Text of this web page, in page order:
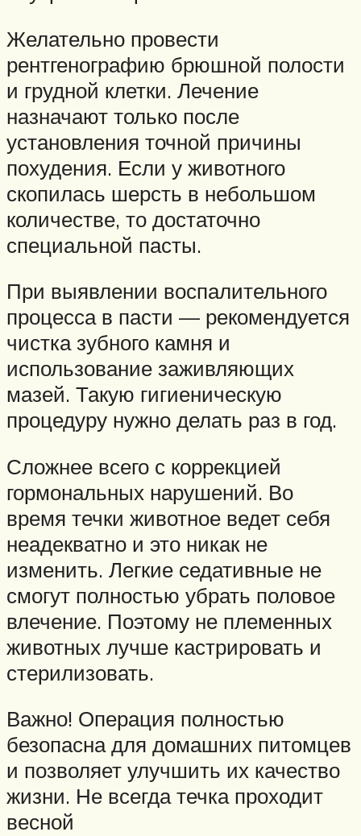
Желательно провести
рентгенографию брюшной полости
и грудной клетки. Лечение
назначают только после
установления точной причины
похудения. Если у животного
скопилась шерсть в небольшом
количестве, то достаточно
специальной пасты.
При выявлении воспалительного
процесса в пасти — рекомендуется
чистка зубного камня и
использование заживляющих
мазей. Такую гигиеническую
процедуру нужно делать раз в год.
Сложнее всего с коррекцией
гормональных нарушений. Во
время течки животное ведет себя
неадекватно и это никак не
изменить. Легкие седативные не
смогут полностью убрать половое
влечение. Поэтому не племенных
животных лучше кастрировать и
стерилизовать.
Важно! Операция полностью
безопасна для домашних питомцев
и позволяет улучшить их качество
жизни. Не всегда течка проходит
весной